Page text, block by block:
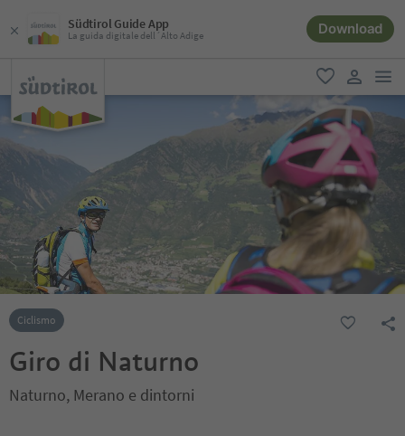
Südtirol Guide App
La guida digitale dell´Alto Adige Download
favoriti
user link
Ciclismo
Giro di Naturno
Naturno, Merano e dintorni